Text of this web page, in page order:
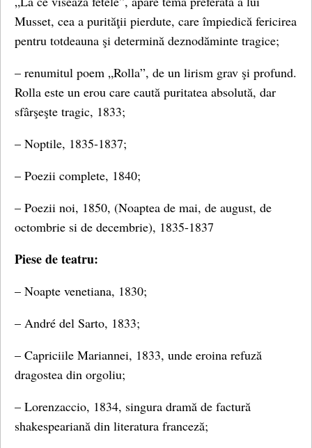
Musset, cea a purităţii pierdute, care împiedică fericirea
pentru totdeauna şi determină deznodăminte tragice;
– renumitul poem „Rolla”, de un lirism grav şi profund.
Rolla este un erou care caută puritatea absolută, dar
sfârşeşte tragic, 1833;
– Noptile, 1835-1837;
– Poezii complete, 1840;
– Poezii noi, 1850, (Noaptea de mai, de august, de
octombrie si de decembrie), 1835-1837
Piese de teatru:
– Noapte venetiana, 1830;
– André del Sarto, 1833;
– Capriciile Mariannei, 1833, unde eroina refuză
dragostea din orgoliu;
– Lorenzaccio, 1834, singura dramă de factură
shakespeariană din literatura franceză;